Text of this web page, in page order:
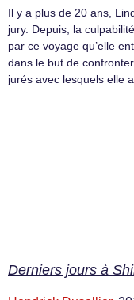
Il y a plus de 20 ans,
jury. Depuis, la
par ce voyage qu’elle
dans le but de
jurés avec lesquels elle
Derniers jours à